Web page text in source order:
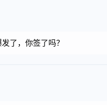
了，你签了吗？